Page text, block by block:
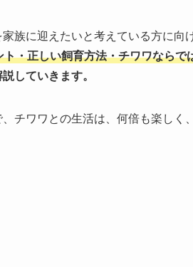
族に迎えたいと考えている方に向
ト・正しい飼育方法・チワワならで
していきます。
チワワとの生活は、何倍も楽しく